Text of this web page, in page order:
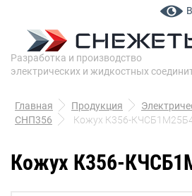
Разработка и производство
электрических и жидкостных
Главная Продукция
СНП356
Кожух К356-
Кожух К356-